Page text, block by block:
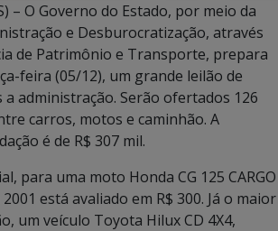
– O Governo do Estado, por meio da
e Desburocratização, através
de Patrimônio e Transporte, prepara
feira (05/12), um grande leilão de
a administração. Serão ofertados 126
carros, motos e caminhão. A
é de R$ 307 mil.
para uma moto Honda CG 125 CARGO
está avaliado em R$ 300. Já o maior
um veículo Toyota Hilux CD 4X4,